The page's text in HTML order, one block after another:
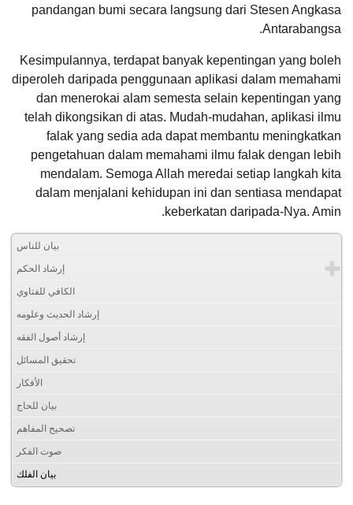
pandangan bumi secara langsung dari Stesen Angkasa
Antarabangsa.
Kesimpulannya, terdapat banyak kepentingan yang boleh
diperoleh daripada penggunaan aplikasi dalam memahami
dan menerokai alam semesta selain kepentingan yang
telah dikongsikan di atas. Mudah-mudahan, aplikasi ilmu
falak yang sedia ada dapat membantu meningkatkan
pengetahuan dalam memahami ilmu falak dengan lebih
mendalam. Semoga Allah meredai setiap langkah kita
dalam menjalani kehidupan ini dan sentiasa mendapat
keberkatan daripada-Nya. Amin.
بيان للناس
إرشاد الحكم
الكافي للفتاوي
إرشاد الحديث وعلومه
إرشاد أصول الفقه
تحقيق المسائل
الأفكار
بيان للحاج
تصحيح المفاهم
صوت الفكر
بيان الفلك